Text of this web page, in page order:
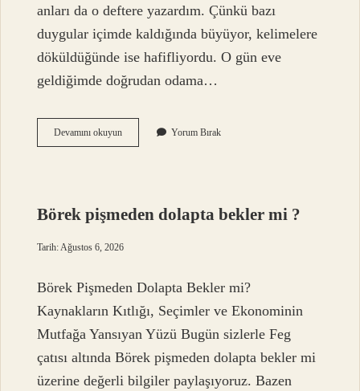
anları da o deftere yazardım. Çünkü bazı
duygular içimde kaldığında büyüyor, kelimelere
döküldüğünde ise hafifliyordu. O gün eve
geldiğimde doğrudan odama…
Devamını okuyunKur’an-
ı
okunur
?
Yorum Bırak
Börek pişmeden dolapta bekler mi ?
Tarih: Ağustos 6, 2026
Börek Pişmeden Dolapta Bekler mi?
Kaynakların Kıtlığı, Seçimler ve Ekonominin
Mutfağa Yansıyan Yüzü Bugün sizlerle Feg
çatısı altında Börek pişmeden dolapta bekler mi
üzerine değerli bilgiler paylaşıyoruz. Bazen